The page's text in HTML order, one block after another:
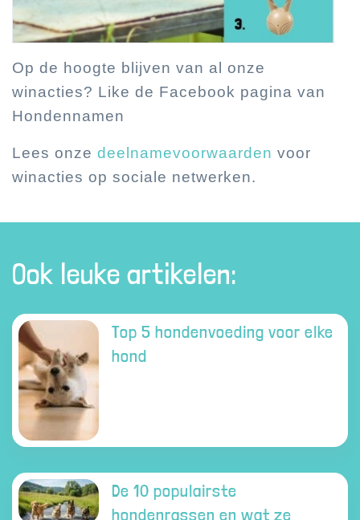
Op de hoogte blijven van al onze
winacties? Like de Facebook pagina van
Hondennamen
Lees onze deelnamevoorwaarden voor
winacties op sociale netwerken.
Ook leuke artikelen:
Top 5 hondenvoeding voor elke
hond
De 10 populairste
hondenrassen en wat ze